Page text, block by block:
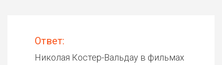
Ответ:
Николая Костер-Вальдау в фильмах